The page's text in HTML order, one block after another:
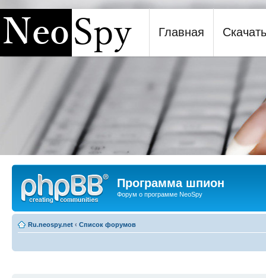
Программа шпион NeoSpy
Главная Скачать
Программа шпион
Форум о программе NeoSpy
Ru.neospy.net ‹ Список форумов